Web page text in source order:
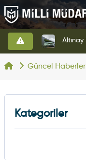
Güncel Haberler
Kategoriler